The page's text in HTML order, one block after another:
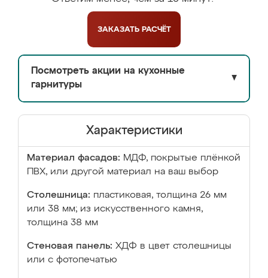
ЗАКАЗАТЬ РАСЧЁТ
Посмотреть акции на кухонные
гарнитуры
▼
Характеристики
Материал фасадов: МДФ, покрытые плёнкой
ПВХ, или другой материал на ваш выбор
Столешница: пластиковая, толщина 26 мм
или 38 мм; из искусственного камня,
толщина 38 мм
Стеновая панель: ХДФ в цвет столешницы
или с фотопечатью